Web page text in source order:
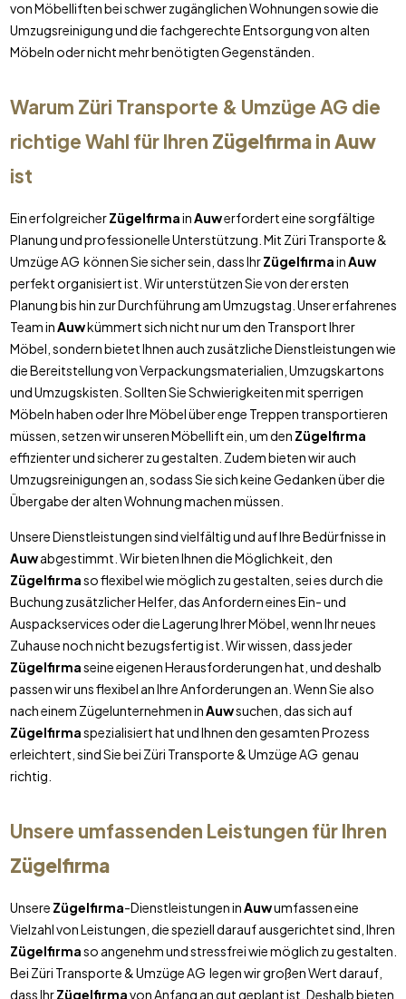
von Möbelliften bei schwer zugänglichen Wohnungen sowie die
Umzugsreinigung und die fachgerechte Entsorgung von alten
Möbeln oder nicht mehr benötigten Gegenständen.
Warum Züri Transporte & Umzüge AG die
richtige Wahl für Ihren ZügelfirmainAuw
ist
Ein erfolgreicherZügelfirmainAuwerfordert eine sorgfältige
Planung und professionelle Unterstützung. Mit Züri Transporte &
Umzüge AG können Sie sicher sein, dass IhrZügelfirmainAuw
perfekt organisiert ist. Wir unterstützen Sie von der ersten
Planung bis hin zur Durchführung am Umzugstag. Unser erfahrenes
Team inAuwkümmert sich nicht nur um den Transport Ihrer
Möbel, sondern bietet Ihnen auch zusätzliche Dienstleistungen wie
die Bereitstellung von Verpackungsmaterialien, Umzugskartons
und Umzugskisten. Sollten Sie Schwierigkeiten mit sperrigen
Möbeln haben oder Ihre Möbel über enge Treppen transportieren
müssen, setzen wir unseren Möbellift ein, um den Zügelfirma
effizienter und sicherer zu gestalten. Zudem bieten wir auch
Umzugsreinigungen an, sodass Sie sich keine Gedanken über die
Übergabe der alten Wohnung machen müssen.
Unsere Dienstleistungen sind vielfältig und auf Ihre Bedürfnisse in
Auwabgestimmt. Wir bieten Ihnen die Möglichkeit, den
Zügelfirmaso flexibel wie möglich zu gestalten, sei es durch die
Buchung zusätzlicher Helfer, das Anfordern eines Ein- und
Auspackservices oder die Lagerung Ihrer Möbel, wenn Ihr neues
Zuhause noch nicht bezugsfertig ist. Wir wissen, dass jeder
Zügelfirmaseine eigenen Herausforderungen hat, und deshalb
passen wir uns flexibel an Ihre Anforderungen an. Wenn Sie also
nach einem Zügelunternehmen inAuwsuchen, das sich auf
Zügelfirmaspezialisiert hat und Ihnen den gesamten Prozess
erleichtert, sind Sie bei Züri Transporte & Umzüge AG genau
richtig.
Unsere umfassenden Leistungen für Ihren
Zügelfirma
Unsere Zügelfirma-Dienstleistungen inAuwumfassen eine
Vielzahl von Leistungen, die speziell darauf ausgerichtet sind, Ihren
Zügelfirmaso angenehm und stressfrei wie möglich zu gestalten.
Bei Züri Transporte & Umzüge AG legen wir großen Wert darauf,
dass IhrZügelfirmavon Anfang an gut geplant ist. Deshalb bieten